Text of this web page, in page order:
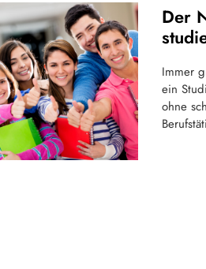
Der
Immer
ein
ohne